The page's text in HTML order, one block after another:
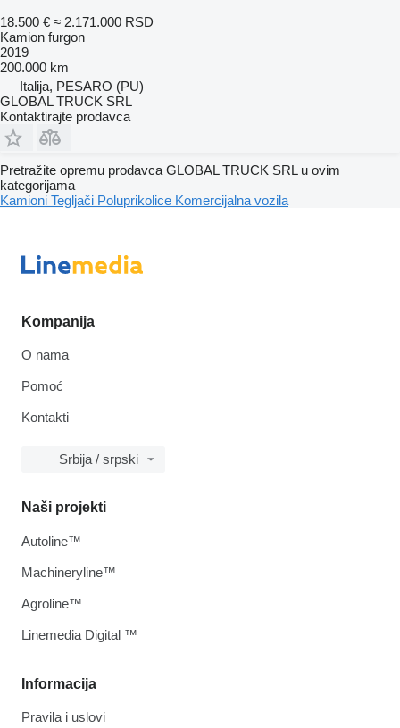
18.500 € ≈ 2.171.000 RSD
Kamion furgon
2019
200.000 km
Italija, PESARO (PU)
GLOBAL TRUCK SRL
Kontaktirajte prodavca
Pretražite opremu prodavca GLOBAL TRUCK SRL u ovim
kategorijama
Kamioni Tegljači Poluprikolice Komercijalna vozila
Kompanija
O nama
Pomoć
Kontakti
Srbija / srpski
Informacija
Pravila i uslovi
Naši projekti
Autoline™
Machineryline™
Agroline™
Linemedia Digital ™